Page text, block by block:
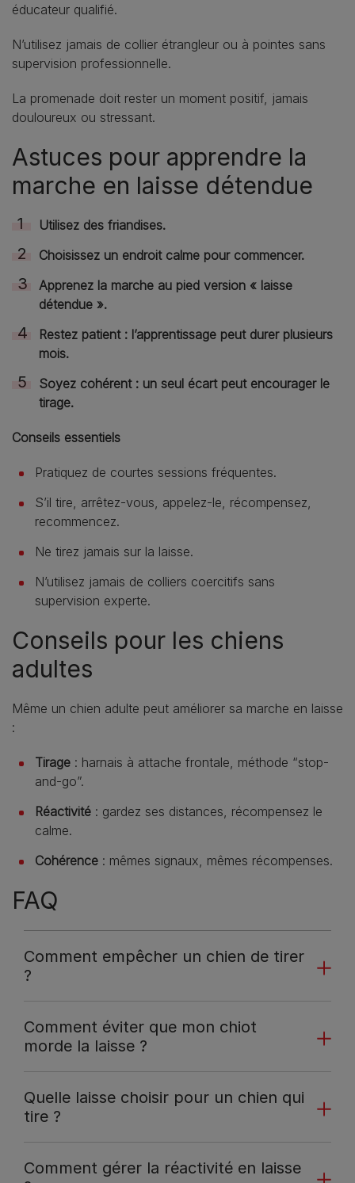
éducateur qualifié.
N’utilisez jamais de collier étrangleur ou à pointes sans
supervision professionnelle.
La promenade doit rester un moment positif, jamais
douloureux ou stressant.
Astuces pour apprendre la
marche en laisse détendue
Utilisez des friandises.
Choisissez un endroit calme pour commencer.
Apprenez la marche au pied version « laisse
détendue ».
Restez patient : l’apprentissage peut durer plusieurs
mois.
Soyez cohérent : un seul écart peut encourager le
tirage.
Conseils essentiels
Pratiquez de courtes sessions fréquentes.
S’il tire, arrêtez-vous, appelez-le, récompensez,
recommencez.
Ne tirez jamais sur la laisse.
N’utilisez jamais de colliers coercitifs sans
supervision experte.
Conseils pour les chiens
adultes
Même un chien adulte peut améliorer sa marche en laisse
:
Tirage : harnais à attache frontale, méthode “stop-
and-go”.
Réactivité : gardez ses distances, récompensez le
calme.
Cohérence : mêmes signaux, mêmes récompenses.
FAQ
Comment empêcher un chien de tirer
?
Comment éviter que mon chiot
morde la laisse ?
Quelle laisse choisir pour un chien qui
tire ?
Comment gérer la réactivité en laisse